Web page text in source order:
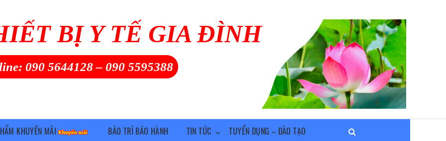
BỊ Y TẾ GIA ĐÌNH
090 5644128 – 090 5595388
KHUYẾN MÃI BẢO TRÌ BẢO HÀNH TIN TỨC TUYỂN DỤNG – ĐÀO TẠO